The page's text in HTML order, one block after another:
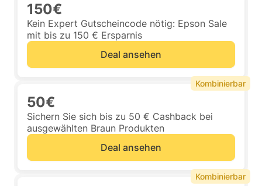
150€
Kein Expert Gutscheincode nötig: Epson Sale
mit bis zu 150 € Ersparnis
Deal ansehen
50€
Sichern Sie sich bis zu 50 € Cashback bei
ausgewählten Braun Produkten
Deal ansehen
Kombinierbar
Kombinierbar